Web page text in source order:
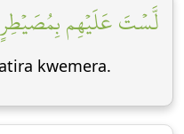
لَّسۡتَ عَلَيۡهِم بِمُصَيۡطِرٍ
kwemera.